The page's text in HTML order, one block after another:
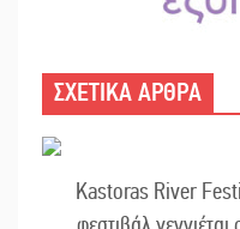
ΣΧΕΤΙΚΑ ΑΡΘΡΑ
Kastoras River